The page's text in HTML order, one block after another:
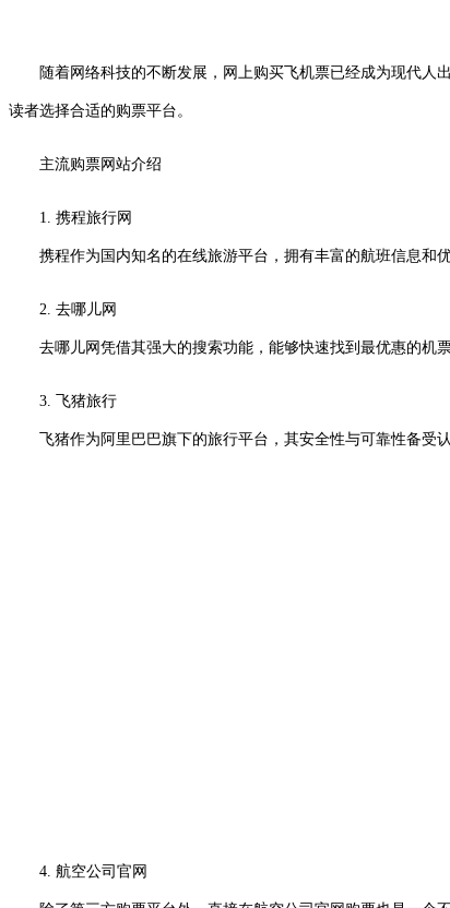
随着网络科技的不断发展，网上购买飞机票已经成为现代人
读者选择合适的购票平台。
主流购票网站介绍
1. 携程旅行网
携程作为国内知名的在线旅游平台，拥有丰富的航班信息和优
2. 去哪儿网
去哪儿网凭借其强大的搜索功能，能够快速找到最优惠的机票
3. 飞猪旅行
飞猪作为阿里巴巴旗下的旅行平台，其安全性与可靠性备受认
4. 航空公司官网